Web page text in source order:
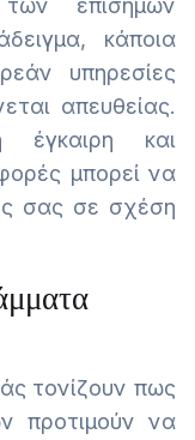
επίσημων
κάποια
υπηρεσίες
απευθείας.
έγκαιρη και
μπορεί να
σας σε σχέση
τονίζουν πως
προτιμούν να